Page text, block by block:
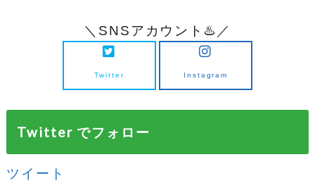
＼SNSアカウント♨️／
Twitter Instagram
Twitter でフォロー
ツイート